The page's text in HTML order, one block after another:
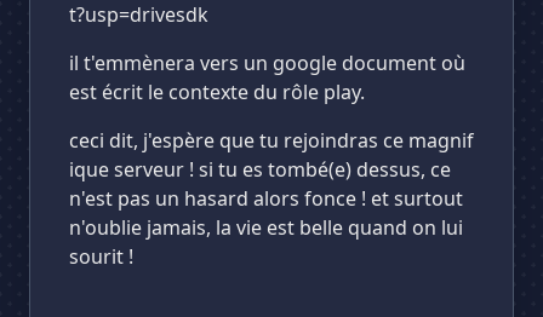
t?usp=drivesdk
il t'emmènera vers un google document où
est écrit le contexte du rôle play.
ceci dit, j'espère que tu rejoindras ce magnif
ique serveur ! si tu es tombé(e) dessus, ce
n'est pas un hasard alors fonce ! et surtout
n'oublie jamais, la vie est belle quand on lui
sourit !